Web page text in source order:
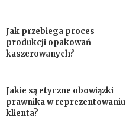
Jak przebiega proces
produkcji opakowań
kaszerowanych?
Jakie są etyczne obowiązki
prawnika w reprezentowaniu
klienta?